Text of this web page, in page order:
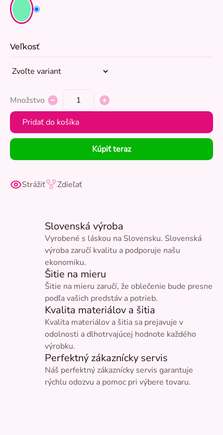
Veľkosť
Množstvo
Pridať do košíka
Kúpiť teraz
Strážiť Zdieľať
Slovenská výroba
Vyrobené s láskou na Slovensku. Slovenská
výroba zaručí kvalitu a podporuje našu
ekonomiku.
Šitie na mieru
Šitie na mieru zaručí, že oblečenie bude presne
podľa vašich predstáv a potrieb.
Kvalita materiálov a šitia
Kvalita materiálov a šitia sa prejavuje v
odolnosti a dlhotrvajúcej hodnote každého
výrobku.
Perfektný zákaznícky servis
Náš perfektný zákaznícky servis garantuje
rýchlu odozvu a pomoc pri výbere tovaru.